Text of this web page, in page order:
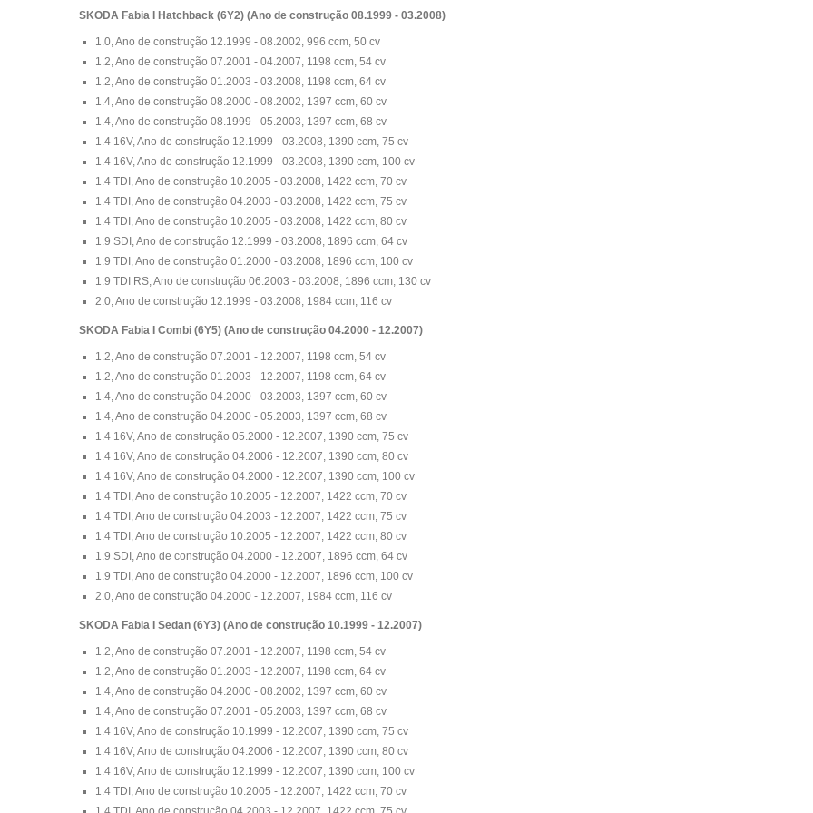
SKODA Fabia I Hatchback (6Y2) (Ano de construção 08.1999 - 03.2008)
1.0, Ano de construção 12.1999 - 08.2002, 996 ccm, 50 cv
1.2, Ano de construção 07.2001 - 04.2007, 1198 ccm, 54 cv
1.2, Ano de construção 01.2003 - 03.2008, 1198 ccm, 64 cv
1.4, Ano de construção 08.2000 - 08.2002, 1397 ccm, 60 cv
1.4, Ano de construção 08.1999 - 05.2003, 1397 ccm, 68 cv
1.4 16V, Ano de construção 12.1999 - 03.2008, 1390 ccm, 75 cv
1.4 16V, Ano de construção 12.1999 - 03.2008, 1390 ccm, 100 cv
1.4 TDI, Ano de construção 10.2005 - 03.2008, 1422 ccm, 70 cv
1.4 TDI, Ano de construção 04.2003 - 03.2008, 1422 ccm, 75 cv
1.4 TDI, Ano de construção 10.2005 - 03.2008, 1422 ccm, 80 cv
1.9 SDI, Ano de construção 12.1999 - 03.2008, 1896 ccm, 64 cv
1.9 TDI, Ano de construção 01.2000 - 03.2008, 1896 ccm, 100 cv
1.9 TDI RS, Ano de construção 06.2003 - 03.2008, 1896 ccm, 130 cv
2.0, Ano de construção 12.1999 - 03.2008, 1984 ccm, 116 cv
SKODA Fabia I Combi (6Y5) (Ano de construção 04.2000 - 12.2007)
1.2, Ano de construção 07.2001 - 12.2007, 1198 ccm, 54 cv
1.2, Ano de construção 01.2003 - 12.2007, 1198 ccm, 64 cv
1.4, Ano de construção 04.2000 - 03.2003, 1397 ccm, 60 cv
1.4, Ano de construção 04.2000 - 05.2003, 1397 ccm, 68 cv
1.4 16V, Ano de construção 05.2000 - 12.2007, 1390 ccm, 75 cv
1.4 16V, Ano de construção 04.2006 - 12.2007, 1390 ccm, 80 cv
1.4 16V, Ano de construção 04.2000 - 12.2007, 1390 ccm, 100 cv
1.4 TDI, Ano de construção 10.2005 - 12.2007, 1422 ccm, 70 cv
1.4 TDI, Ano de construção 04.2003 - 12.2007, 1422 ccm, 75 cv
1.4 TDI, Ano de construção 10.2005 - 12.2007, 1422 ccm, 80 cv
1.9 SDI, Ano de construção 04.2000 - 12.2007, 1896 ccm, 64 cv
1.9 TDI, Ano de construção 04.2000 - 12.2007, 1896 ccm, 100 cv
2.0, Ano de construção 04.2000 - 12.2007, 1984 ccm, 116 cv
SKODA Fabia I Sedan (6Y3) (Ano de construção 10.1999 - 12.2007)
1.2, Ano de construção 07.2001 - 12.2007, 1198 ccm, 54 cv
1.2, Ano de construção 01.2003 - 12.2007, 1198 ccm, 64 cv
1.4, Ano de construção 04.2000 - 08.2002, 1397 ccm, 60 cv
1.4, Ano de construção 07.2001 - 05.2003, 1397 ccm, 68 cv
1.4 16V, Ano de construção 10.1999 - 12.2007, 1390 ccm, 75 cv
1.4 16V, Ano de construção 04.2006 - 12.2007, 1390 ccm, 80 cv
1.4 16V, Ano de construção 12.1999 - 12.2007, 1390 ccm, 100 cv
1.4 TDI, Ano de construção 10.2005 - 12.2007, 1422 ccm, 70 cv